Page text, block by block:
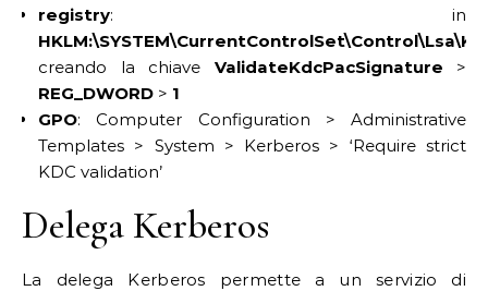
registry: in
creando la chiave ValidateKdcPacSignature >
REG_DWORD > 1
GPO: Computer Configuration > Administrative
Templates > System > Kerberos > ‘Require strict
KDC validation’
Delega Kerberos
La delega Kerberos permette a un servizio di